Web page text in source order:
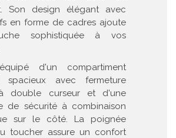
Son design élégant avec
en forme de cadres ajoute
sophistiquée à vos
d'un compartiment
spacieux avec fermeture
double curseur et d'une
de sécurité à combinaison
sur le côté. La poignée
toucher assure un confort